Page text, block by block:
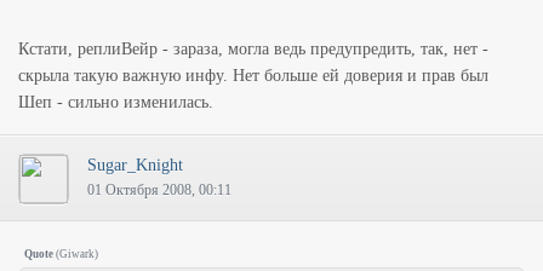
Кстати, реплиВейр - зараза, могла ведь предупредить, так, нет -
скрыла такую важную инфу. Нет больше ей доверия и прав был
Шеп - сильно изменилась.
Sugar_Knight
01 Октября 2008, 00:11
Quote (Giwark)